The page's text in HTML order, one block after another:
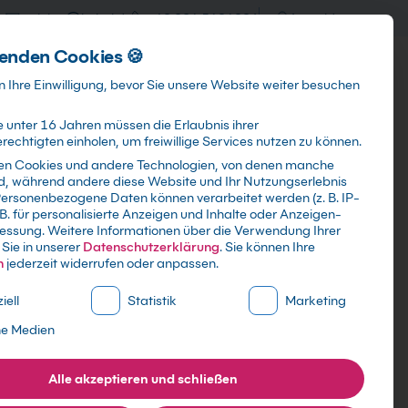
training@kebel.de +49 231 5191986 Anmelden
Suchen
Info & Services Kontakt
Cookies 🍪
Ihre Einwilligung, bevor Sie unsere Website weiter besuchen
unter 16 Jahren müssen die Erlaubnis ihrer
einholen, um freiwillige Services nutzen zu können.
Cookies und andere Technologien, von denen manche
während andere diese Website und Ihr Nutzungserlebnis
Daten können verarbeitet werden (z. B. IP-
für personalisierte Anzeigen und Inhalte oder Anzeigen-
Weitere Informationen über die Verwendung Ihrer
in unserer Datenschutzerklärung.Sie können Ihre
jederzeit widerrufen oder anpassen.
Liste der Service-Gruppen, für die eine Einwilligung
Statistik
Marketing
Medien
Alle akzeptieren und schließen